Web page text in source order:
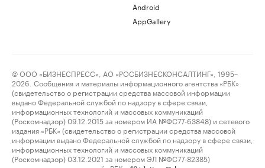
Android
AppGallery
© ООО «БИЗНЕСПРЕСС», АО «РОСБИЗНЕСКОНСАЛТИНГ», 1995–
2026. Сообщения и материалы информационного агентства «РБК»
(свидетельство о регистрации средства массовой информации
выдано Федеральной службой по надзору в сфере связи,
информационных технологий и массовых коммуникаций
(Роскомнадзор) 09.12.2015 за номером ИА №ФС77-63848) и сетевого
издания «РБК» (свидетельство о регистрации средства массовой
информации выдано Федеральной службой по надзору в сфере связи,
информационных технологий и массовых коммуникаций
(Роскомнадзор) 03.12.2021 за номером ЭЛ №ФС77-82385)